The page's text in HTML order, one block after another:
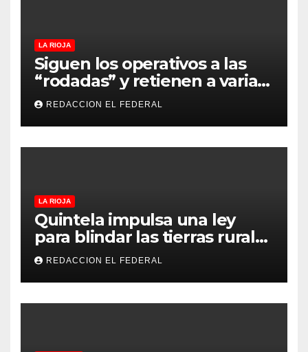
LA RIOJA
Siguen los operativos a las
“rodadas” y retienen a varias
motocicletas
REDACCION EL FEDERAL
LA RIOJA
Quintela impulsa una ley
para blindar las tierras rurales
de La Rioja: cuáles son los
principales puntos
REDACCION EL FEDERAL